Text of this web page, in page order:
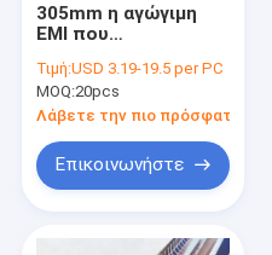
305mm η αγώγιμη
EMI που
συγκολλητική
δύναμη δάχτυλων
χαλκού βηρυλλίου
στολισμάτων
Τιμή:USD 3.19-19.5 per PC
MOQ:20pcs
Λάβετε την πιο πρόσφατη τιμή
Επικοινωνήστε